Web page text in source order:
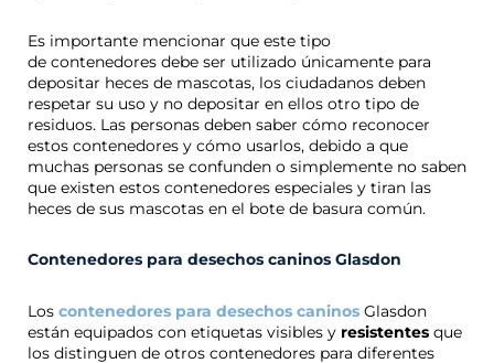
Es importante mencionar que este tipo
de contenedores debe ser utilizado únicamente para
depositar heces de mascotas, los ciudadanos deben
respetar su uso y no depositar en ellos otro tipo de
residuos. Las personas deben saber cómo reconocer
estos contenedores y cómo usarlos, debido a que
muchas personas se confunden o simplemente no saben
que existen estos contenedores especiales y tiran las
heces de sus mascotas en el bote de basura común.
Contenedores para desechos caninos Glasdon
Los contenedores para desechos caninos Glasdon
están equipados con etiquetas visibles y resistentes que
los distinguen de otros contenedores para diferentes